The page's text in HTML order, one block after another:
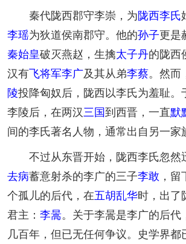
秦代陇西郡守李崇，为 陇西李氏
李瑶为狄道侯南郡守。他的孙子更
秦始皇破灭燕赵，生擒太子丹的陇西
汉有 飞将军李广及其从弟李蔡。然而
陵投降匈奴后，陇西以李氏为羞耻。
李陵后，在两汉三国到西晋，一直默
间的李氏著名人物，通常出自另一家
不过从东晋开始，陇西李氏忽然
去病蓄意射杀的李广的三子李敢 ，
个孤儿的后代，在五胡乱华时，出了
君主： 李暠。关于李暠是李广的后代
几百年，但已无任何争议。史学界都